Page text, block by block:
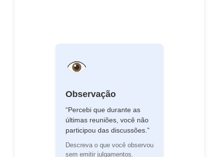
Observação
“Percebi que durante as
últimas reuniões, você não
participou das discussões.”
Descreva o que você observou
sem emitir julgamentos.